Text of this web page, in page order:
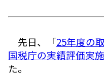
先日、「25年度の
国税庁の実績評価実
た。